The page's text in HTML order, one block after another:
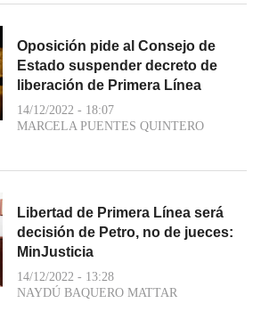
Oposición pide al Consejo de
Estado suspender decreto de
liberación de Primera Línea
14/12/2022 - 18:07
MARCELA PUENTES QUINTERO
Libertad de Primera Línea será
decisión de Petro, no de jueces:
MinJusticia
14/12/2022 - 13:28
NAYDÚ BAQUERO MATTAR